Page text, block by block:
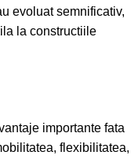
evoluat semnificativ,
la constructiile
importante fata
flexibilitatea,